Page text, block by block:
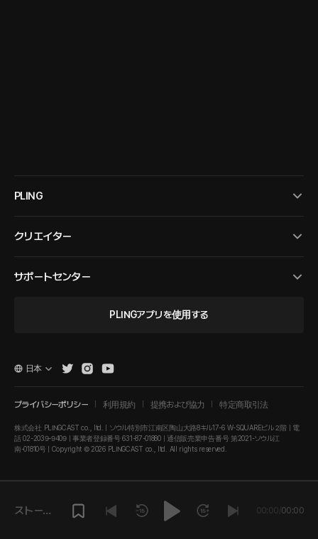
PLING
クリエイター
サポートセンター
PLINGアプリを使用する
プライバシーポリシー 利用規約 提携および協力 特定商取引法
株式会社 PLINGCAST co., ltd. | ソウル特別市江南区陶山大路8キル17-6 W-SQUAREビル２階 | 電
話 02-2039-9409 | 事業者登録番号 631-87-01880 | 通信販売業申告番号 第2021-ソウル江
南-01810号 | Copyright © 2026 PLINGCAST co., ltd. All rights reserved.
日本
ストーリ
00:00/00:00